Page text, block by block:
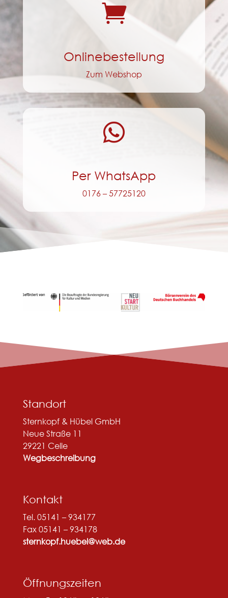

Onlinebestellung
Zum Webshop

Per WhatsApp
0176 – 57725120
Standort
Sternkopf & Hübel GmbH
Neue Straße 11
29221 Celle
Wegbeschreibung
Kontakt
Tel. 05141 – 934177
Fax 05141 – 934178
sternkopf.huebel@web.de
Öffnungszeiten